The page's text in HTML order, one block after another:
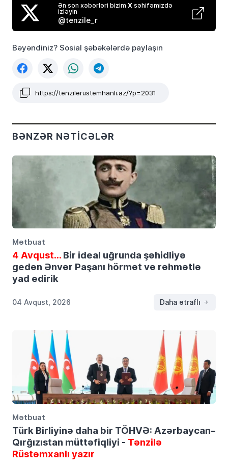
Ən son xəbərləri bizim Xsəhifəmizdə
izləyin
@tenzile_r
Bəyəndiniz? Sosial şəbəkələrdə paylaşın
https://tenzilerustemhanli.az/?p=2031
BƏNZƏR NƏTICƏLƏR
Mətbuat
4 Avqust…Bir ideal uğrunda şəhidliyə
gedən Ənvər Paşanı hörmət və rəhmətlə
yad edirik
04 Avqust, 2026 Daha ətraflı
Mətbuat
Türk Birliyinə daha bir TÖHVƏ: Azərbaycan–
Qırğızıstan müttəfiqliyi - Tənzilə
Rüstəmxanlı yazır